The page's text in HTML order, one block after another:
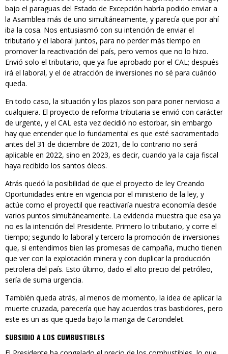
bajo el paraguas del Estado de Excepción habría podido enviar a
la Asamblea más de uno simultáneamente, y parecía que por ahí
iba la cosa. Nos entusiasmó con su intención de enviar el
tributario y el laboral juntos, para no perder más tiempo en
promover la reactivación del país, pero vemos que no lo hizo.
Envió solo el tributario, que ya fue aprobado por el CAL; después
irá el laboral, y el de atracción de inversiones no sé para cuándo
queda.
En todo caso, la situación y los plazos son para poner nervioso a
cualquiera. El proyecto de reforma tributaria se envió con carácter
de urgente, y el CAL esta vez decidió no estorbar, sin embargo
hay que entender que lo fundamental es que esté sacramentado
antes del 31 de diciembre de 2021, de lo contrario no será
aplicable en 2022, sino en 2023, es decir, cuando ya la caja fiscal
haya recibido los santos óleos.
Atrás quedó la posibilidad de que el proyecto de ley Creando
Oportunidades entre en vigencia por el ministerio de la ley, y
actúe como el proyectil que reactivaría nuestra economía desde
varios puntos simultáneamente. La evidencia muestra que esa ya
no es la intención del Presidente. Primero lo tributario, y corre el
tiempo; segundo lo laboral y tercero la promoción de inversiones
que, si entendimos bien las promesas de campaña, mucho tienen
que ver con la explotación minera y con duplicar la producción
petrolera del país. Esto último, dado el alto precio del petróleo,
sería de suma urgencia.
También queda atrás, al menos de momento, la idea de aplicar la
muerte cruzada, parecería que hay acuerdos tras bastidores, pero
este es un as que queda bajo la manga de Carondelet.
SUBSIDIO A LOS CUMBUSTIBLES